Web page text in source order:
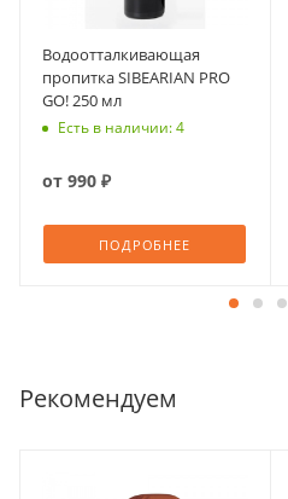
Водоотталкивающая
пропитка SIBEARIAN PRO
GO! 250 мл
Есть в наличии: 4
от 990 ₽
ПОДРОБНЕЕ
Рекомендуем